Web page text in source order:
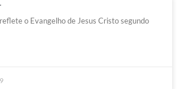
o Evangelho de Jesus Cristo segundo